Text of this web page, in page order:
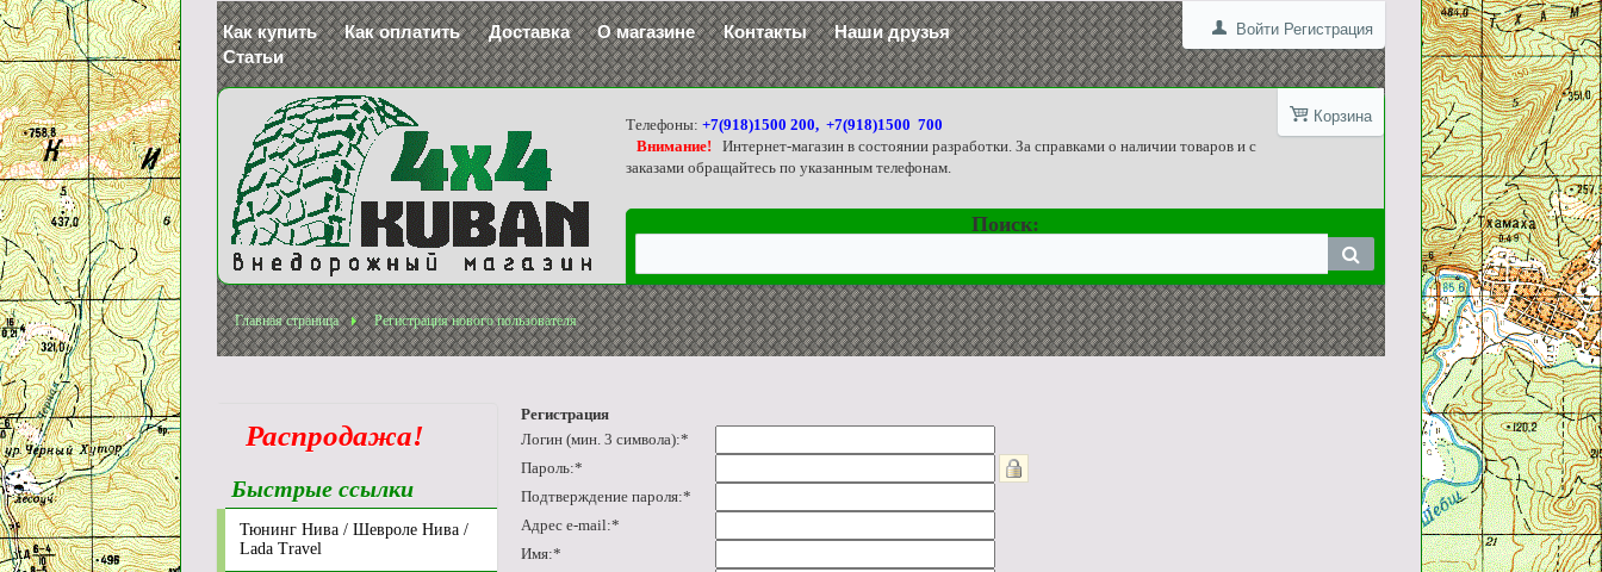
Войти Регистрация
Как купить Как оплатить Доставка О магазине Контакты
Наши друзья
Статьи
Корзина
Телефоны:+7(918)1500 200, +7(918)1500 700
Внимание!
Интернет-магазин в состоянии разработки. За справками о наличии товаров и с
заказами обращайтесь по указанным телефонам.
Поиск:
Главная страница Регистрация нового пользователя
Регистрация
Логин (мин. 3 символа):*
Пароль:*
Подтверждение пароля:*
Адрес e-mail:*
Имя:*
Распродажа!
Быстрые ссылки
Тюнинг Нива / Шевроле Нива /
Lada Travel